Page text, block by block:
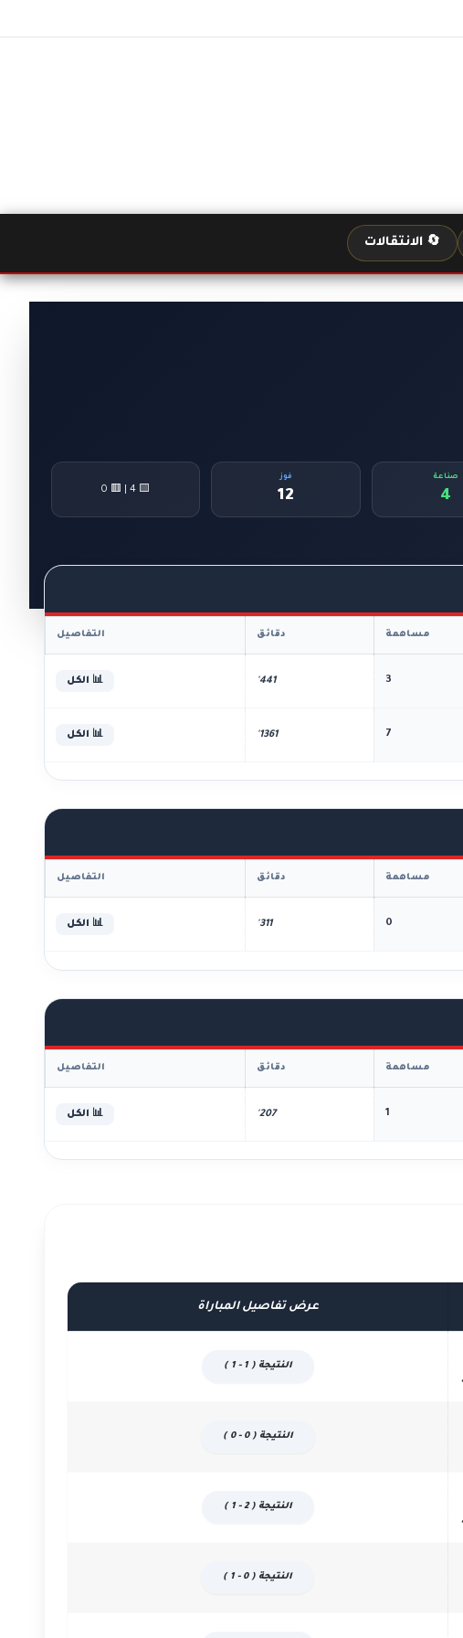
🔄 الانتقالات
صناعة
4
فوز
12
🟨 4 | 🟥 0
مساهمة دقائق التفاصيل
3
441' 📊 الكل
7
1361' 📊 الكل
مساهمة دقائق التفاصيل
0
311' 📊 الكل
مساهمة دقائق التفاصيل
1
207' 📊 الكل
عرض تفاصيل المباراة
النتيجة ( 1 - 1 )
النتيجة ( 0 - 0 )
النتيجة ( 2 - 1 )
النتيجة ( 0 - 1 )